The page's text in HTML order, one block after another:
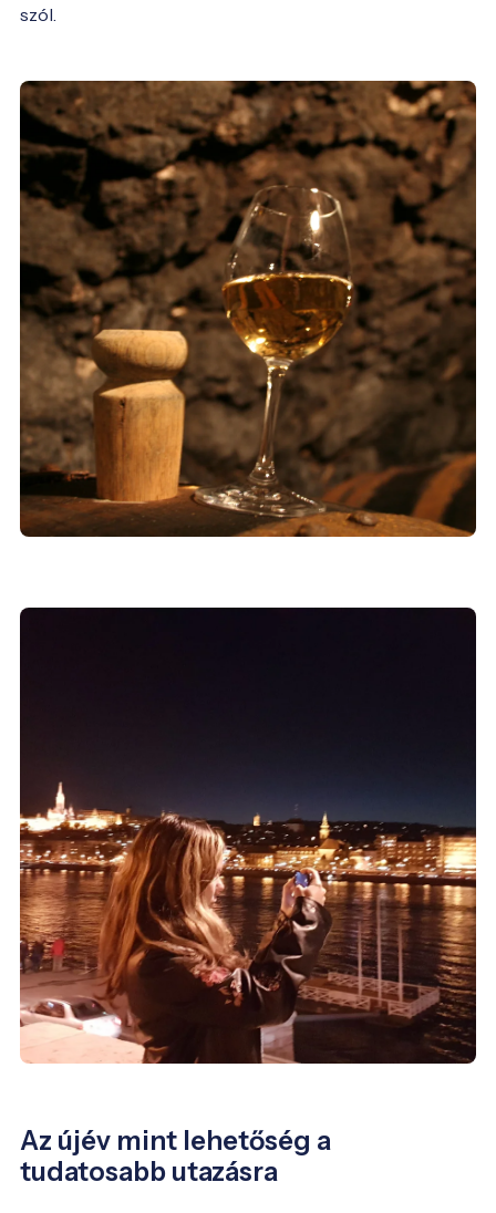
szól.
Az újév mint lehetőség a
tudatosabb utazásra